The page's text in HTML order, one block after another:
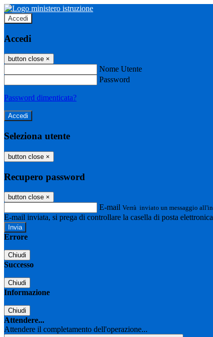
Accedi
Accedi
button close ×
Nome Utente
Password
Password dimenticata?
Seleziona utente
button close ×
Recupero password
button close ×
E-mail Verrà inviato un messaggio
E-mail inviata, si prega di controllare la casella di posta
Errore
Chiudi
Successo
Chiudi
Informazione
Chiudi
Attendere...
Attendere il completamento dell'operazione...